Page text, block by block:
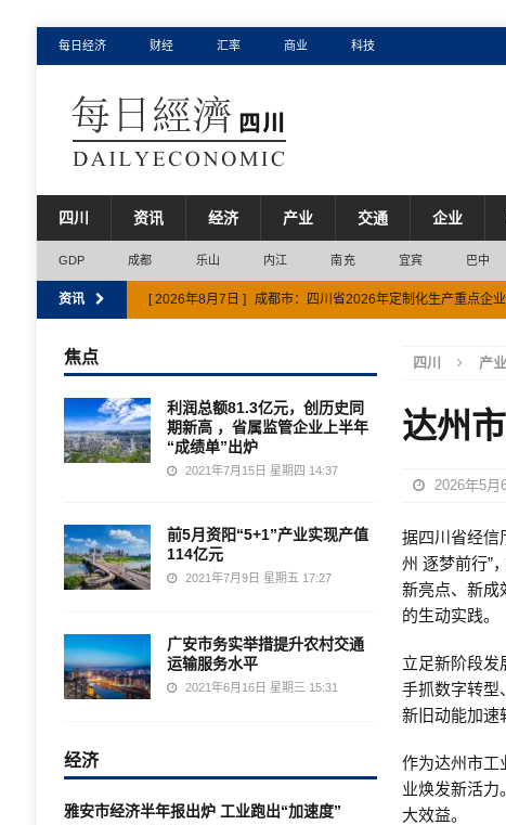
每日经济 财经 汇率 商业 科技
四川 资讯 经济 产业 交通 企业
GDP 成都 乐山 内江 南充 宜宾 巴中
资讯 [ 2026年8月7日 ] 成都市：四川省2026年定制化生产重点企
[ 2026年8月6日 ] 雅安市经济半年报出炉 工业跑出“加速度”
[ 2026年8月7日 ] 以产业强通道，宜宾市这样建四川南向开
[ 2026年8月7日 ] 广元市坚持把发展经济的着力点放在实体
四川 产业
达州
2026年5月
据四川省经信
州 逐梦前行”
新亮点、新成
的生动实践。
立足新阶段发
手抓数字转型
新旧动能加速
作为达州市工
业焕发新活力
大效益。
焦点
利润总额81.3亿元，创历史同
期新高 ，省属监管企业上半年
“成绩单”出炉
2021年7月15日 星期四 14:37
前5月资阳“5+1”产业实现产值
114亿元
2021年7月9日 星期五 17:27
广安市务实举措提升农村交通
运输服务水平
2021年6月16日 星期三 15:31
经济
雅安市经济半年报出炉 工业跑出“加速度”